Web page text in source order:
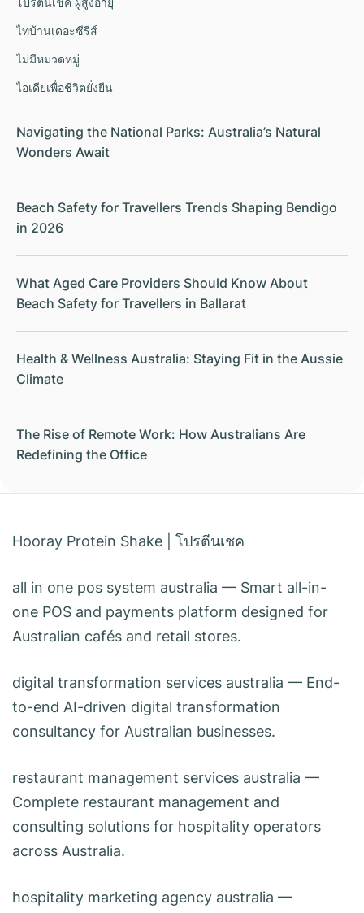
ไทบ้านเดอะซีรีส์
ไม่มีหมวดหมู่
ไอเดียเพื่อชีวิตยั่งยืน
Navigating the National Parks: Australia’s Natural
Wonders Await
Beach Safety for Travellers Trends Shaping Bendigo
in 2026
What Aged Care Providers Should Know About
Beach Safety for Travellers in Ballarat
Health & Wellness Australia: Staying Fit in the Aussie
Climate
The Rise of Remote Work: How Australians Are
Redefining the Office
Hooray Protein Shake โปรตีนเชค
all in one pos system australia — Smart all-in-
one POS and payments platform designed for
Australian cafés and retail stores.
digital transformation services australia — End-
to-end AI-driven digital transformation
consultancy for Australian businesses.
restaurant management services australia —
Complete restaurant management and
consulting solutions for hospitality operators
across Australia.
hospitality marketing agency australia —